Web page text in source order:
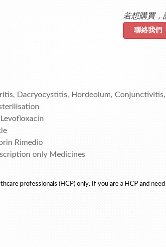
若想購買，
聯絡我們
Dacryocystitis, Hordeolum,
Rimedio
only Medicines
professionals (HCP) only. If you are a HCP and